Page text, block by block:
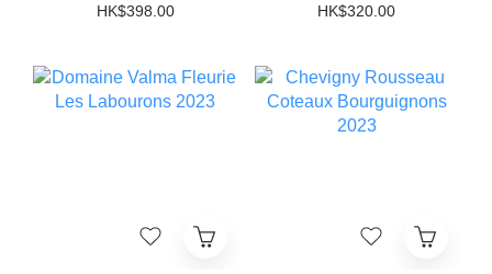
HK$398.00 HK$320.00